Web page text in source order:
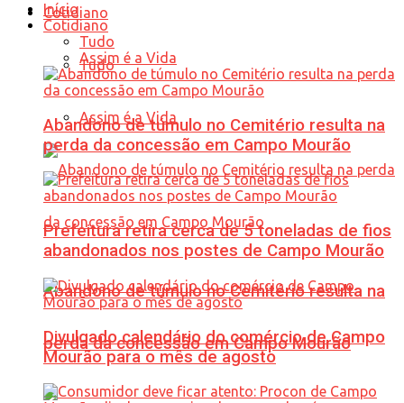
Cotidiano
Tudo
Assim é a Vida
Abandono de túmulo no Cemitério resulta na
perda da concessão em Campo Mourão
Início
Cotidiano
Tudo
Assim é a Vida
Abandono de túmulo no Cemitério resulta na
perda da concessão em Campo Mourão
Prefeitura retira cerca de 5 toneladas de fios
abandonados nos postes de Campo Mourão
Divulgado calendário do comércio de Campo
Mourão para o mês de agosto